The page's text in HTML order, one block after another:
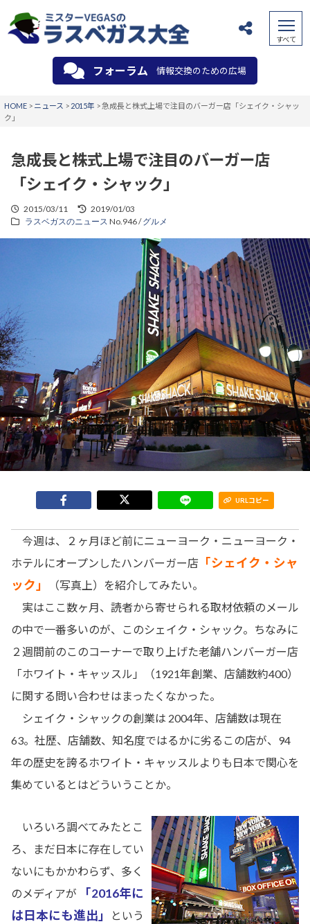
フォーラム 情報交換のための広場
HOME> ニュース > 2015年 >急成長と株式上場で注目のバーガー店「シェイク・シャッ
ク」
急成長と株式上場で注目のバーガー店
「シェイク・シャック」
2015/03/11
2019/01/03
ラスベガスのニュース No.946 /グルメ
URLコピー
今週は、２ヶ月ほど前にニューヨーク・ニューヨーク・
ホテルにオープンしたハンバーガー店
「シェイク・シャ
ック」
（写真上）を紹介してみたい。
実はここ数ヶ月、読者から寄せられる取材依頼のメール
の中で一番多いのが、このシェイク・シャック。ちなみに
２週間前のこのコーナーで取り上げた老舗ハンバーガー店
「ホワイト・キャッスル」（1921年創業、店舗数約400）
に関する問い合わせはまったくなかった。
シェイク・シャックの創業は 2004年、店舗数は現在
63。社歴、店舗数、知名度ではるかに劣るこの店が、94
年の歴史を誇るホワイト・キャッスルよりも日本で関心を
集めているとはどういうことか。
いろいろ調べてみたとこ
ろ、まだ日本に存在してい
ないにもかかわらず、多く
のメディアが
「2016年に
は日本にも進出」
という